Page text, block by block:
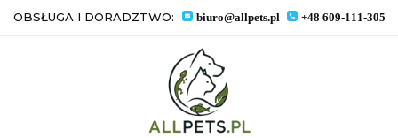
OBSŁUGA I DORADZTWO: biuro@allpets.pl +48 609-111-305